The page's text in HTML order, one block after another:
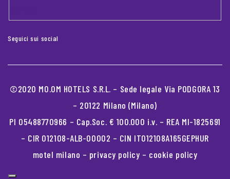
Seguici sui social
©2020 MO.OM HOTELS S.R.L. – Sede legale Via PODGORA 13
– 20122 Milano (Milano)
PI 05488770966 – Cap.Soc. € 100.000 i.v. – REA MI-1825691
– CIR 012108-ALB-00002 – CIN IT012108A165GEPHUR
motel milano – privacy policy – cookie policy